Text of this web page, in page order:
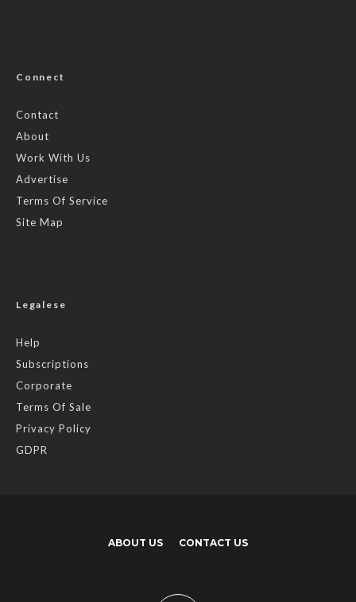
Connect
Contact
About
Work With Us
Advertise
Terms Of Service
Site Map
Legalese
Help
Subscriptions
Corporate
Terms Of Sale
Privacy Policy
GDPR
ABOUT US CONTACT US